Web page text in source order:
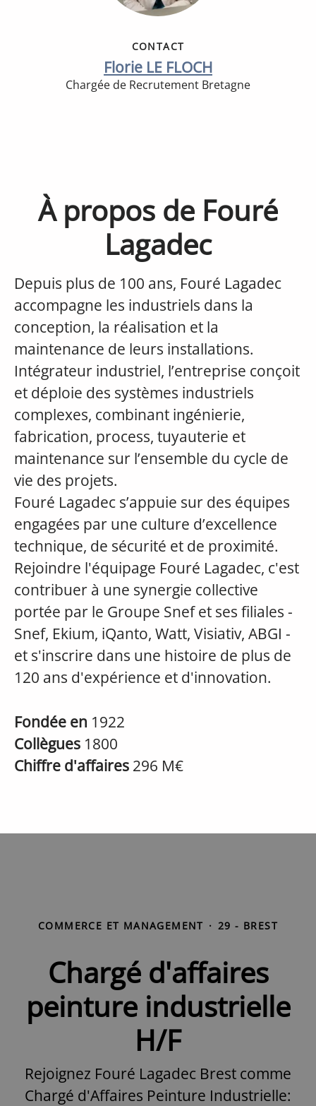
CONTACT
Florie LE FLOCH
Chargée de Recrutement Bretagne
À propos de Fouré
Lagadec
Depuis plus de 100 ans, Fouré Lagadec
accompagne les industriels dans la
conception, la réalisation et la
maintenance de leurs installations.
Intégrateur industriel, l’entreprise conçoit
et déploie des systèmes industriels
complexes, combinant ingénierie,
fabrication, process, tuyauterie et
maintenance sur l’ensemble du cycle de
vie des projets.
Fouré Lagadec s’appuie sur des équipes
engagées par une culture d’excellence
technique, de sécurité et de proximité.
Rejoindre l'équipage Fouré Lagadec, c'est
contribuer à une synergie collective
portée par le Groupe Snef et ses filiales -
Snef, Ekium, iQanto, Watt, Visiativ, ABGI -
et s'inscrire dans une histoire de plus de
120 ans d'expérience et d'innovation.
Fondée en 1922
Collègues 1800
Chiffre d'affaires 296 M€
COMMERCE ET MANAGEMENT · 29 - BREST
Chargé d'affaires
peinture industrielle
H/F
Rejoignez Fouré Lagadec Brest comme
Chargé d'Affaires Peinture Industrielle: